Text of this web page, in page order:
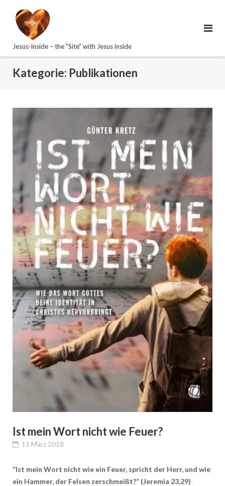
Inhalt
Jesus-inside – the "Site" with Jesus inside
Kategorie: Publikationen
Ist mein Wort nicht wie Feuer?
11 März 2018
“Ist mein Wort nicht wie ein Feuer, spricht der Herr, und wie
ein Hammer, der Felsen zerschmeißt?” (Jeremia 23,29)